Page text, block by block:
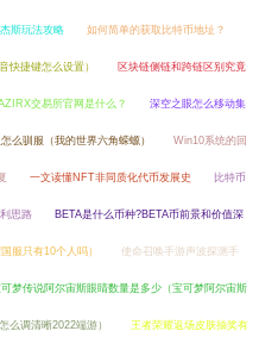
斯玩法攻略 如何简单的获取比特币地址？
快捷键怎么设置） 区块链侧链和跨链区别究竟
交易所官网是什么？ 深空之眼怎么移动集
么驯服（我的世界六角蝾螈） Win10系统的回
一文读懂NFT非同质化代币发展史 比特币
思路 BETA是什么币种?BETA币前景和价值深
服只有10个人吗） 使命召唤手游声波探测手
梦传说阿尔宙斯眼睛数量是多少（宝可梦阿尔宙斯
么调清晰2022端游） 王者荣耀返场皮肤抽奖有